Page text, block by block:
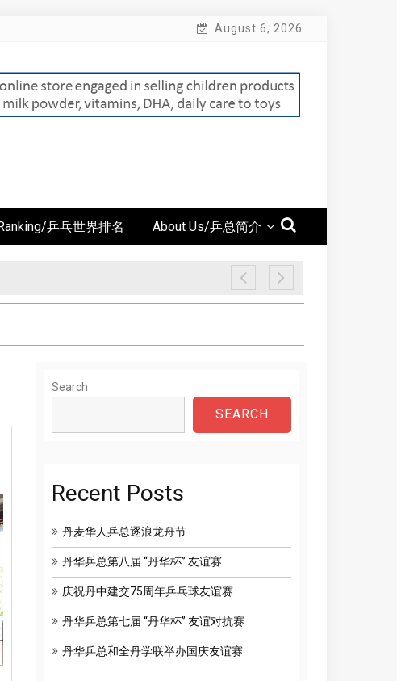
August 6, 2026
Ranking/乒乓世界排名 About Us/乒总简介
Search
SEARCH
Recent Posts
丹麦华人乒总逐浪龙舟节
丹华乒总第八届 “丹华杯” 友谊赛
庆祝丹中建交75周年乒乓球友谊赛
丹华乒总第七届 “丹华杯” 友谊对抗赛
丹华乒总和全丹学联举办国庆友谊赛